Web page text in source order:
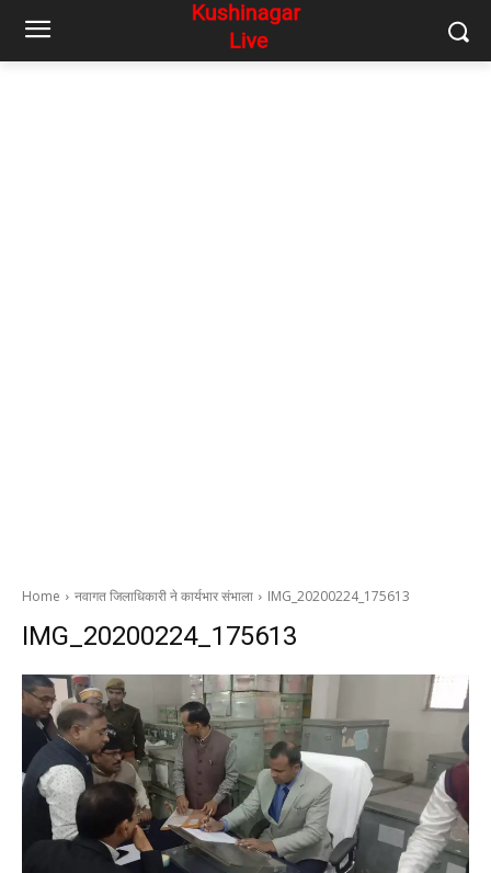
Home नवागत जिलाधिकारी ने कार्यभार संभाला IMG_20200224_175613
IMG_20200224_175613